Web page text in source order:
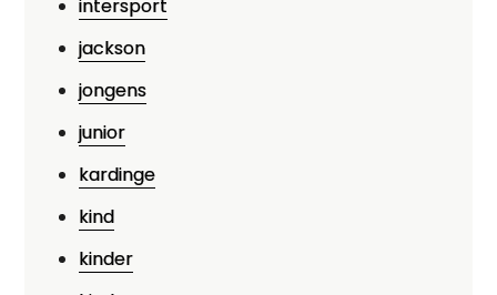
intersport
jackson
jongens
junior
kardinge
kind
kinder